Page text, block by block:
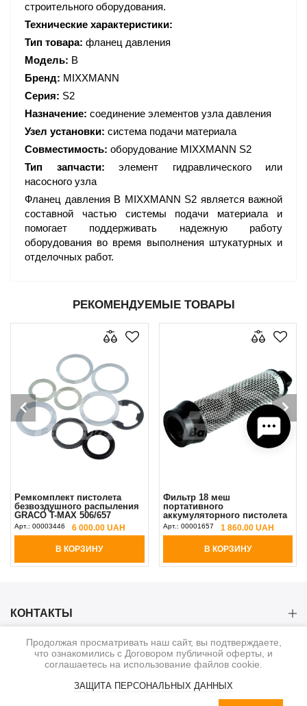
строительного оборудования.
Технические характеристики:
Тип товара: фланец давления
Модель: B
Бренд: MIXXMANN
Серия: S2
Назначение: соединение элементов узла давления
Узел установки: система подачи материала
Совместимость: оборудование MIXXMANN S2
Тип запчасти: элемент гидравлического или
насосного узла
Фланец давления B MIXXMANN S2 является важной
составной частью системы подачи материала и
помогает поддерживать надежную работу
оборудования во время выполнения штукатурных и
отделочных работ.
РЕКОМЕНДУЕМЫЕ ТОВАРЫ
Ремкомплект пистолета
безвоздушного распыления
GRACO T-MAX 506/657
Original
Арт.: 00003446 6 000.00 UAH
В КОРЗИНУ
Фильтр 18 меш
портативного
аккумуляторного пистолета
T-MAX 506/657 1 шт GRACO
Original
Арт.: 00001657 1 860.00 UAH
В КОРЗИНУ
КОНТАКТЫ
КАТЕГОРИИ
ИНФОРМАЦИЯ
Продолжая просматривать наш сайт, вы подтверждаете,
что ознакомились с Договором публичной оферты, и
соглашаетесь на использование файлов cookie.
ЗАЩИТА ПЕРСОНАЛЬНЫХ ДАННЫХ